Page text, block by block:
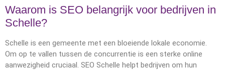
Waarom is SEO belangrijk voor bedrijven in
Schelle?
Schelle is een gemeente met een bloeiende lokale economie.
Om op te vallen tussen de concurrentie is een sterke online
aanwezigheid cruciaal. SEO Schelle helpt bedrijven om hun